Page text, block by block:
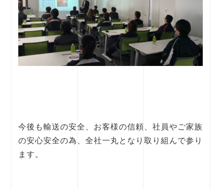
今後も輸送の安全、お客様の信頼、社員やご家族
の安心安全の為、全社一丸となり取り組んで参り
ます。